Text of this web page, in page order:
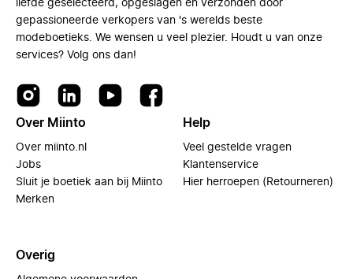
liefde geselecteerd, opgeslagen en verzonden door
gepassioneerde verkopers van 's werelds beste
modeboetieks. We wensen u veel plezier. Houdt u van onze
services? Volg ons dan!
Over Miinto
Over miinto.nl
Jobs
Sluit je boetiek aan bij Miinto
Merken
Help
Veel gestelde vragen
Klantenservice
Hier herroepen (Retourneren)
Overig